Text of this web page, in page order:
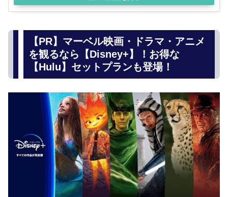
【PR】マーベル映画・ドラマ・アニメ
を観るなら【Disney+】！お得な
【Hulu】セットプランも登場！